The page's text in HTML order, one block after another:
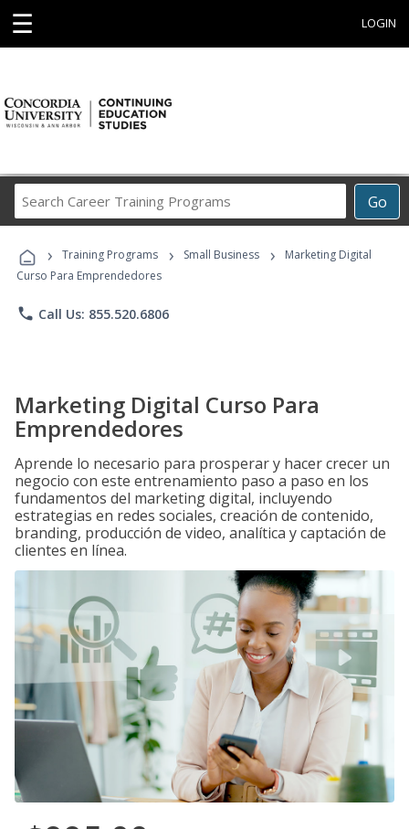
☰ LOGIN
Go
Career
Programs
› Training Programs › Small Business ›
Marketing Digital
Curso Para Emprendedores
phone Call Us: 855.520.6806
Marketing Digital Curso Para
Emprendedores
Aprende lo necesario para prosperar y hacer crecer un
negocio con este entrenamiento paso a paso en los
fundamentos del marketing digital, incluyendo
estrategias en redes sociales, creación de contenido,
branding, producción de video, analítica y captación de
clientes en línea.